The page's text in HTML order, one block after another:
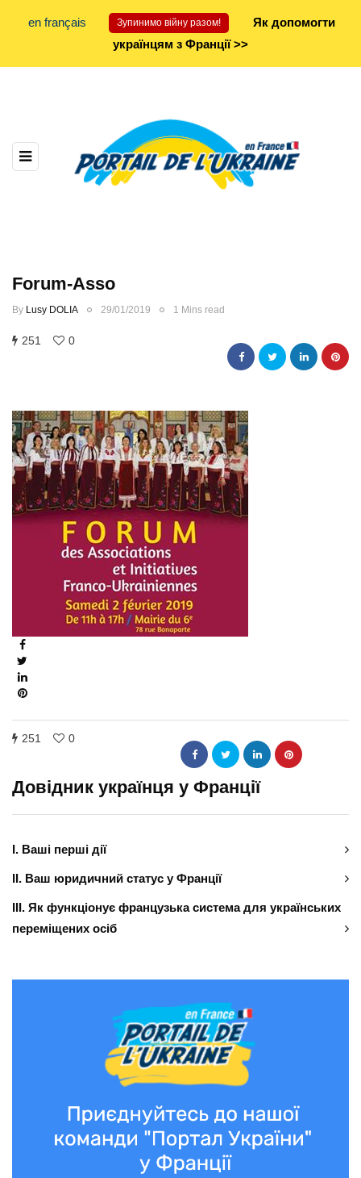
en français Зупинимо війну разом!
Як допомогти
українцям з Франції >>
Forum-Asso
By Lusy DOLIA 29/01/2019 1 Mins read
251 0
251 0
Довідник українця у Франції
І. Ваші перші дії
ІІ. Ваш юридичний статус у Франції
ІІІ. Як функціонує французька система для українських
переміщених осіб